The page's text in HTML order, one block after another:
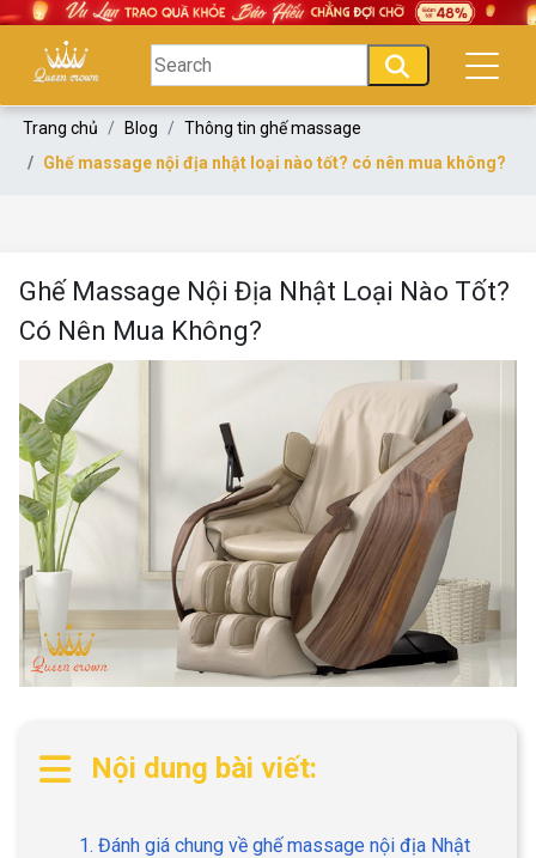
Trang chủ Blog
Thông tin ghế massage
Ghế massage nội địa nhật loại nào tốt? có nên mua không?
Ghế Massage Nội Địa Nhật Loại Nào Tốt?
Có Nên Mua Không?
Nội dung bài viết:
1. Đánh giá chung về ghế massage nội địa Nhật